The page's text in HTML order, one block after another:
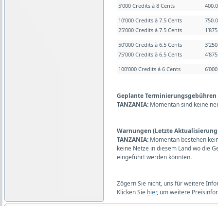
5’000 Credits à 8 Cents
10’000 Credits à 7.5 Cents
25’000 Credits à 7.5 Cents
50’000 Credits à 6.5 Cents
75’000 Credits à 6.5 Cents
100’000 Credits à 6 Cents
Geplante
TANZANIA: Momentan sind keine
Warnungen (Letzte
TANZANIA: Momentan bestehen
keine Netze in diesem Land wo die
eingeführt werden könnten.
Zögern Sie nicht, uns für weitere
Klicken Sie hier, um weitere